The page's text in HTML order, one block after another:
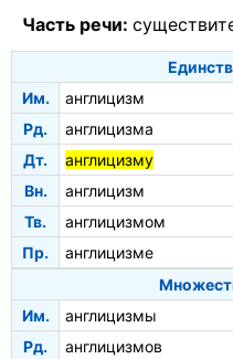
Часть речи:
Им.
англицизм
Рд.
англицизма
Дт.
англицизму
Вн.
англицизм
Тв.
англицизмом
Пр.
англицизме
Им.
англицизмы
Рд.
англицизмов